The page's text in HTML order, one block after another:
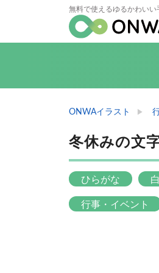
無料で使えるゆるかわいい
ONWAイラスト
冬休みの文
ひらがな
行事・イベント